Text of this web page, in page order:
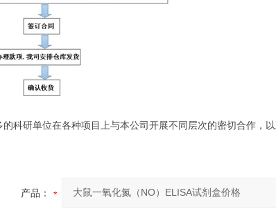
的科研单位在各种项目上与本公司开展不同层次的密切合作，
产品：